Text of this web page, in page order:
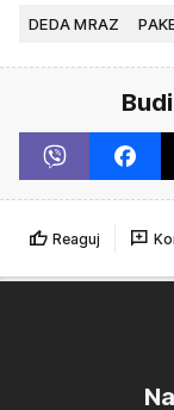
DEDA MRAZ
Reaguj